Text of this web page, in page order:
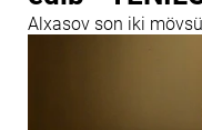
Alxasov son iki